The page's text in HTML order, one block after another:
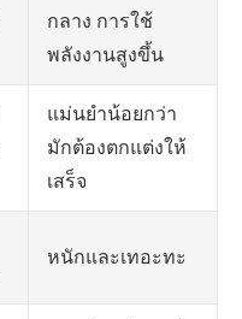
กลาง การใช้
พลังงานสูงขึ้น
แม่นยำน้อยกว่า
มักต้องตกแต่งให้
เสร็จ
หนักและเทอะทะ